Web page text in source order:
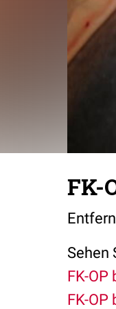
FK-
Sehen
FK-OP
FK-OP